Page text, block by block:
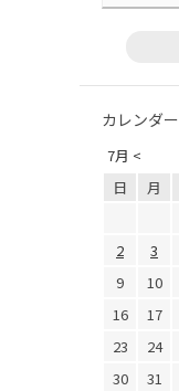
カレンダー
7月 <
日 月
2
3
9
10
16
17
23
24
30
31